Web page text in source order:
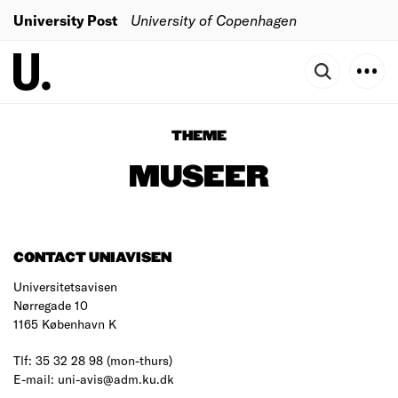
University Post University of Copenhagen
THEME
MUSEER
CONTACT UNIAVISEN
Universitetsavisen
Nørregade 10
1165 København K
Tlf: 35 32 28 98 (mon-thurs)
E-mail: uni-avis@adm.ku.dk